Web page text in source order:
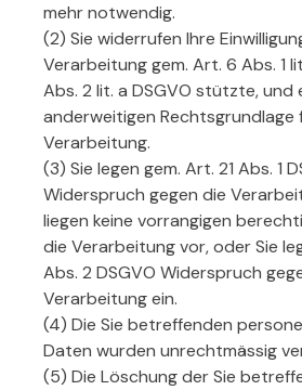
mehr notwendig.
(2) Sie widerrufen Ihre
Verarbeitung gem. Art. 6 Abs. 1
Abs. 2 lit. a DSGVO stützte, und
anderweitigen Rechtsgrundlage
Verarbeitung.
(3) Sie legen gem. Art. 21 Abs. 1
Widerspruch gegen die
liegen keine vorrangigen
die Verarbeitung vor, oder Sie
Abs. 2 DSGVO Widerspruch
Verarbeitung ein.
(4) Die Sie betreffenden
Daten wurden unrechtmässig
(5) Die Löschung der Sie